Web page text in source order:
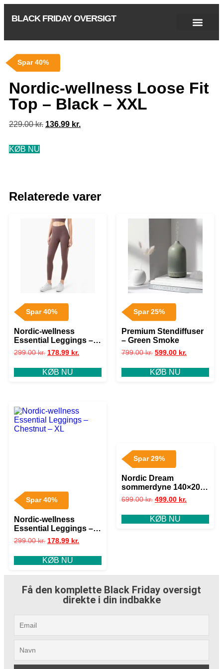
BLACK FRIDAY OVERSIGT
Spar 40%
Nordic-wellness Loose Fit
Top – Black – XXL
229.00kr. 136.99 kr.
KØB NU
Relaterede varer
Spar 40%
Nordic-wellness
Essential Leggings –
Chestnut – L
299.00kr. 178.99 kr.
KØB NU
Spar 25%
Premium Stendiffuser
– Green Smoke
799.00kr. 599.00 kr.
KØB NU
Spar 40%
Nordic-wellness
Essential Leggings –
Chestnut – XL
299.00kr. 178.99 kr.
KØB NU
Spar 29%
Nordic Dream
sommerdyne 140×200
cm
699.00kr. 499.00 kr.
KØB NU
Få den komplette Black Friday oversigt
direkte i din indbakke